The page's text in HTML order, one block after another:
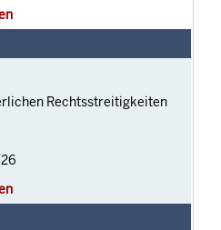
Rechtsstreitigkeiten